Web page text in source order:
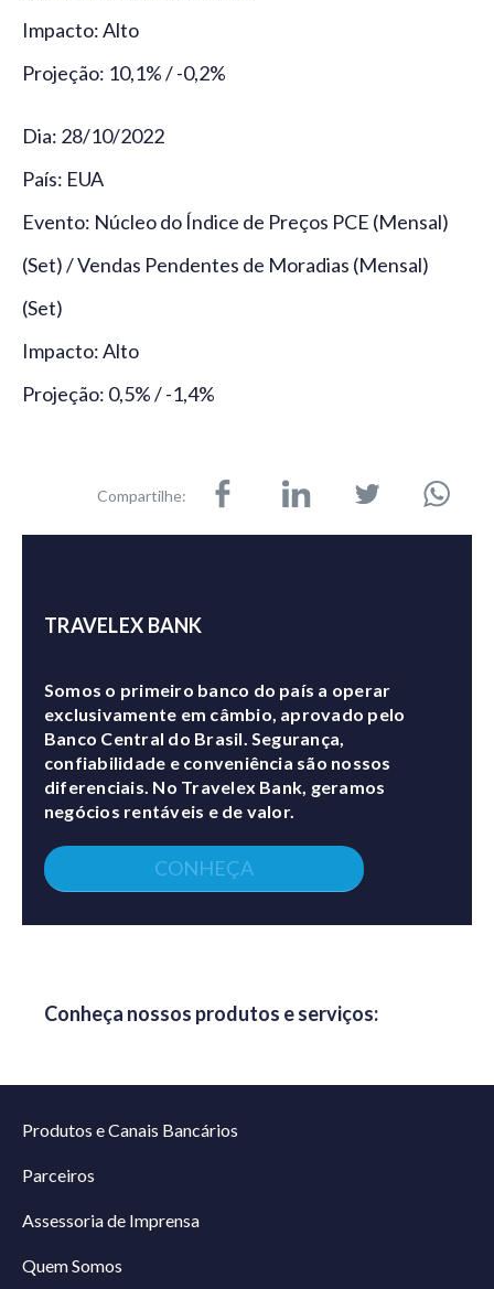
Impacto: Alto
Projeção: 10,1% / -0,2%
Dia: 28/10/2022
País: EUA
Evento: Núcleo do Índice de Preços PCE (Mensal)
(Set) / Vendas Pendentes de Moradias (Mensal)
(Set)
Impacto: Alto
Projeção: 0,5% / -1,4%
Compartilhe:
TRAVELEX BANK
Somos o primeiro banco do país a operar
exclusivamente em câmbio, aprovado pelo
Banco Central do Brasil. Segurança,
confiabilidade e conveniência são nossos
diferenciais. No Travelex Bank, geramos
negócios rentáveis e de valor.
CONHEÇA
Conheça nossos produtos e serviços:
Produtos e Canais Bancários
Parceiros
Assessoria de Imprensa
Quem Somos